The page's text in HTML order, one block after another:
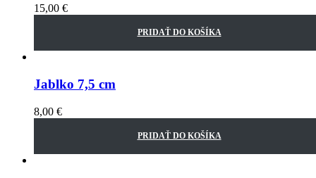
15,00 €
PRIDAŤ DO KOŠÍKA
Jablko 7,5 cm
8,00 €
PRIDAŤ DO KOŠÍKA